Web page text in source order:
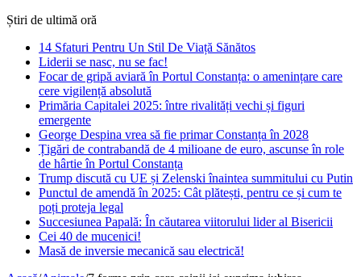
Știri de ultimă oră
14 Sfaturi Pentru Un Stil De Viață Sănătos
Liderii se nasc, nu se fac!
Focar de gripă aviară în Portul Constanța: o amenințare care
cere vigilență absolută
Primăria Capitalei 2025: între rivalități vechi și figuri
emergente
George Despina vrea să fie primar Constanța în 2028
Țigări de contrabandă de 4 milioane de euro, ascunse în role
de hârtie în Portul Constanța
Trump discută cu UE și Zelenski înaintea summitului cu Putin
Punctul de amendă în 2025: Cât plătești, pentru ce și cum te
poți proteja legal
Succesiunea Papală: În căutarea viitorului lider al Bisericii
Cei 40 de mucenici!
Masă de inversie mecanică sau electrică!